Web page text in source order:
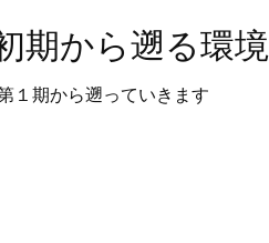
期から遡る環
１期から遡っていきます